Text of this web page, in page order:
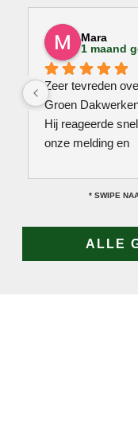
Mara
1 maand
Zeer tevreden
Groen
Hij reageerde
onze melding en
collega kijken
het probleem.
reparatie niet
* SWIPE
ALLE